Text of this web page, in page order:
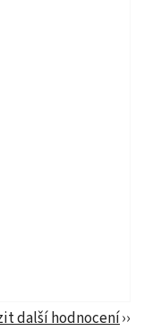
další hodnocení